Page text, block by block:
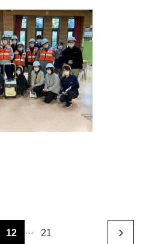
12 … 21